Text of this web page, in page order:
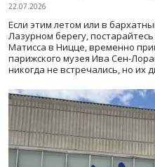
22.07.2026
Если этим летом или в
Лазурном берегу,
Матисса в Ницце, временно
парижского музея Ива Сен-
никогда не встречались, но их